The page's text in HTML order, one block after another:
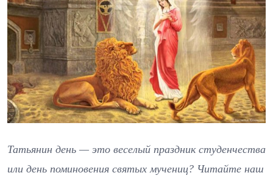
Татьянин день — это веселый праздник студенчества
или день поминовения святых мучениц? Читайте наш